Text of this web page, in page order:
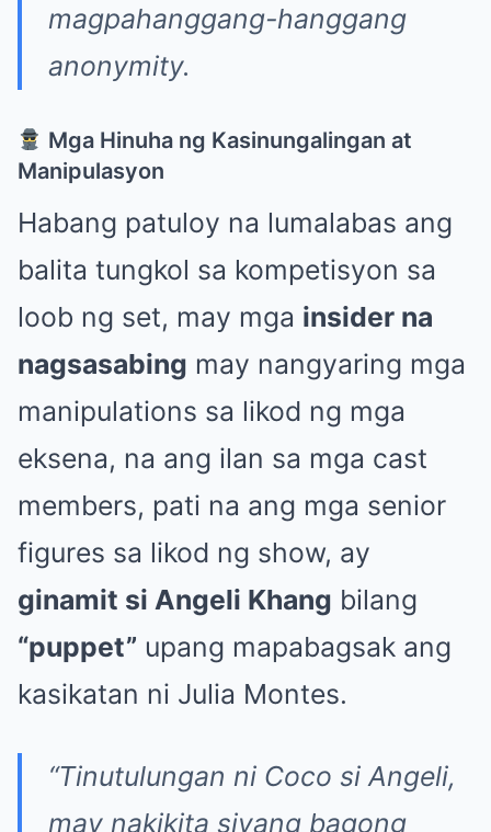
magpahanggang-hanggang
anonymity.
Mga Hinuha ng Kasinungalingan at
Manipulasyon
Habang patuloy na lumalabas ang
balita tungkol sa kompetisyon sa
loob ng set, may mga insider na
nagsasabing may nangyaring mga
manipulations sa likod ng mga
eksena, na ang ilan sa mga cast
members, pati na ang mga senior
figures sa likod ng show, ay
ginamit si Angeli Khang bilang
“puppet” upang mapabagsak ang
kasikatan ni Julia Montes.
“Tinutulungan ni Coco si Angeli,
may nakikita siyang bagong